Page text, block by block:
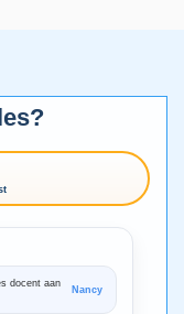
docent aan
Nancy